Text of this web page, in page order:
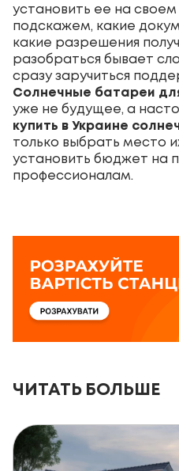
установить ее на своем
подскажем, какие
какие разрешения
разобраться бывает
сразу заручиться
Солнечные батареи
уже не будущее, а
купить в Украине
только выбрать место
установить бюджет на
профессионалам.
ЧИТАТЬ БОЛЬШЕ